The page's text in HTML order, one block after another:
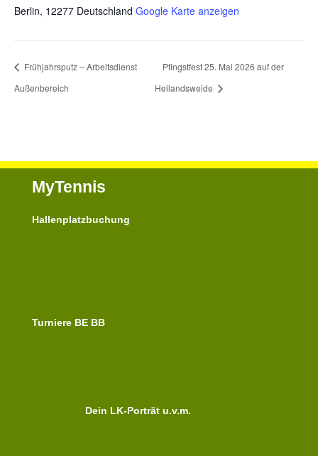
Berlin, 12277 Deutschland Google Karte anzeigen
Frühjahrsputz – Arbeitsdienst
Außenbereich
Pfingstfest 25. Mai 2026 auf der
Heilandsweide
MyTennis
Hallenplatzbuchung
Turniere BE BB
Dein LK-Porträt u.v.m.